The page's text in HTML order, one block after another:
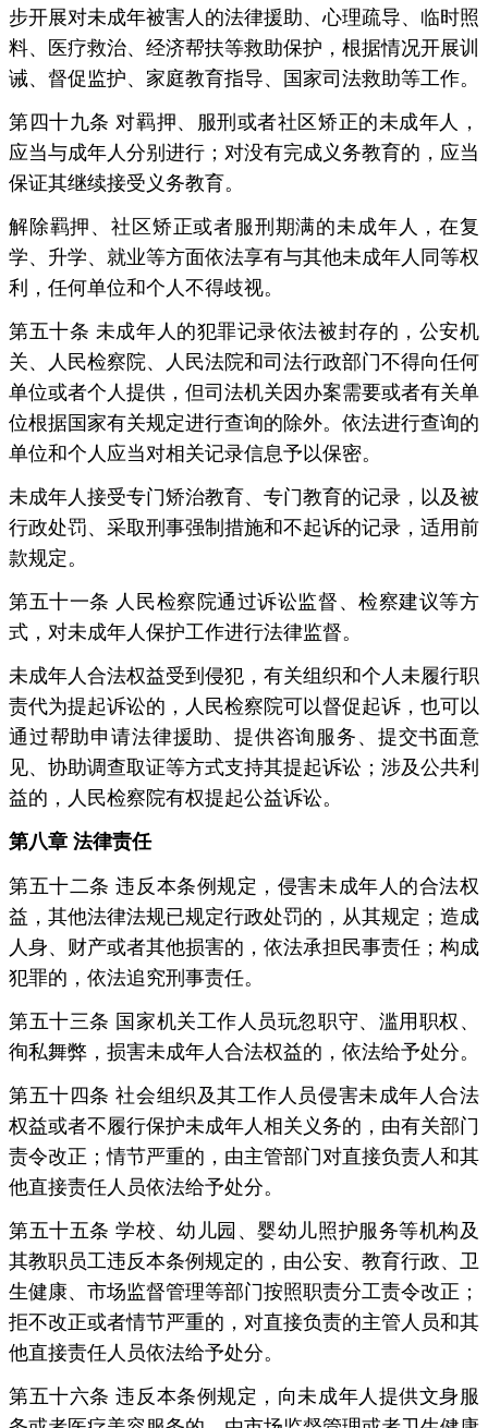
步开展对未成年被害人的法律援助、心理疏导、临时照
料、医疗救治、经济帮扶等救助保护，根据情况开展训
诫、督促监护、家庭教育指导、国家司法救助等工作。
第四十九条 对羁押、服刑或者社区矫正的未成年人，
应当与成年人分别进行；对没有完成义务教育的，应当
保证其继续接受义务教育。
解除羁押、社区矫正或者服刑期满的未成年人，在复
学、升学、就业等方面依法享有与其他未成年人同等权
利，任何单位和个人不得歧视。
第五十条 未成年人的犯罪记录依法被封存的，公安机
关、人民检察院、人民法院和司法行政部门不得向任何
单位或者个人提供，但司法机关因办案需要或者有关单
位根据国家有关规定进行查询的除外。依法进行查询的
单位和个人应当对相关记录信息予以保密。
未成年人接受专门矫治教育、专门教育的记录，以及被
行政处罚、采取刑事强制措施和不起诉的记录，适用前
款规定。
第五十一条 人民检察院通过诉讼监督、检察建议等方
式，对未成年人保护工作进行法律监督。
未成年人合法权益受到侵犯，有关组织和个人未履行职
责代为提起诉讼的，人民检察院可以督促起诉，也可以
通过帮助申请法律援助、提供咨询服务、提交书面意
见、协助调查取证等方式支持其提起诉讼；涉及公共利
益的，人民检察院有权提起公益诉讼。
第八章 法律责任
第五十二条 违反本条例规定，侵害未成年人的合法权
益，其他法律法规已规定行政处罚的，从其规定；造成
人身、财产或者其他损害的，依法承担民事责任；构成
犯罪的，依法追究刑事责任。
第五十三条 国家机关工作人员玩忽职守、滥用职权、
徇私舞弊，损害未成年人合法权益的，依法给予处分。
第五十四条 社会组织及其工作人员侵害未成年人合法
权益或者不履行保护未成年人相关义务的，由有关部门
责令改正；情节严重的，由主管部门对直接负责人和其
他直接责任人员依法给予处分。
第五十五条 学校、幼儿园、婴幼儿照护服务等机构及
其教职员工违反本条例规定的，由公安、教育行政、卫
生健康、市场监督管理等部门按照职责分工责令改正；
拒不改正或者情节严重的，对直接负责的主管人员和其
他直接责任人员依法给予处分。
第五十六条 违反本条例规定，向未成年人提供文身服